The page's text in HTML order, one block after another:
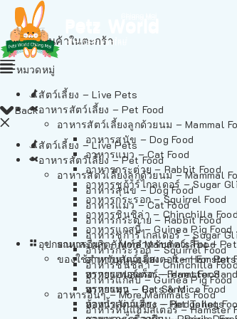
ไม่มีสินค้าในตะกร้า
Back
สัตว์เลี้ยง – Live Pets
อาหารสัตว์เลี้ยง – Pet Food
อาหารสัตว์เลี้ยงลูกด้วยนม – Mammal
อาหารสุนัข – Dog Food
อาหารแมว – Cat Food
อาหารกระต่าย – Rabbit Food
อาหารชูก้าร์ไกลเดอร์ – Sugar
อาหารกระรอก – Squirrel Food
อาหารชินชิล่า – Chinchilla Food
อาหารแกสบี้ – Guinea Pig Food
อาหารอื่นๆ – More Mammals Food
อาหารหนูแฮมสเตอร์ – Hamster
หมวดหมู่
สัตว์เลี้ยง – Live Pets
อาหารสัตว์เลี้ยง – Pet Food
อาหารสัตว์เลี้ยงลูกด้วยนม – Mammal
อาหารสุนัข – Dog Food
อาหารแมว – Cat Food
อาหารกระต่าย – Rabbit Food
อาหารชูก้าร์ไกลเดอร์ – Sugar
อาหารกระรอก – Squirrel Food
อาหารชินชิล่า – Chinchilla Food
อาหารแกสบี้ – Guinea Pig Food
อาหารอื่นๆ – More Mammals Food
อาหารหนูแฮมสเตอร์ – Hamster
อาหารเฟอร์เร็ต – Ferret Food
อาหารหนู – Rats & Mice Food
อาหารเม่นแคระ – Hedgehog
อุปกรณและผลิตภัณฑ์สำหรับสัตว์เลี้ยง –
ของใช้สำหรับสัตว์เลี้ยง – Item For Pets
ทรายแฮมสเตอร์ – Hamster Sand
ทรายแมว – Cat Sand
ห้องน้ำสัตว์เลี้ยง – Pet Toilets